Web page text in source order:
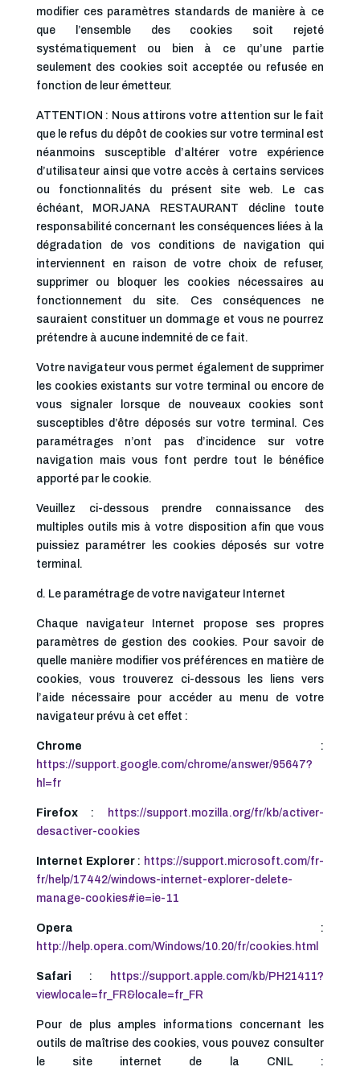
modifier ces paramètres standards de manière à ce
que l’ensemble des cookies soit rejeté
systématiquement ou bien à ce qu’une partie
seulement des cookies soit acceptée ou refusée en
fonction de leur émetteur.
ATTENTION : Nous attirons votre attention sur le fait
que le refus du dépôt de cookies sur votre terminal est
néanmoins susceptible d’altérer votre expérience
d’utilisateur ainsi que votre accès à certains services
ou fonctionnalités du présent site web. Le cas
échéant, MORJANA RESTAURANT décline toute
responsabilité concernant les conséquences liées à la
dégradation de vos conditions de navigation qui
interviennent en raison de votre choix de refuser,
supprimer ou bloquer les cookies nécessaires au
fonctionnement du site. Ces conséquences ne
sauraient constituer un dommage et vous ne pourrez
prétendre à aucune indemnité de ce fait.
Votre navigateur vous permet également de supprimer
les cookies existants sur votre terminal ou encore de
vous signaler lorsque de nouveaux cookies sont
susceptibles d’être déposés sur votre terminal. Ces
paramétrages n’ont pas d’incidence sur votre
navigation mais vous font perdre tout le bénéfice
apporté par le cookie.
Veuillez ci-dessous prendre connaissance des
multiples outils mis à votre disposition afin que vous
puissiez paramétrer les cookies déposés sur votre
terminal.
d. Le paramétrage de votre navigateur Internet
Chaque navigateur Internet propose ses propres
paramètres de gestion des cookies. Pour savoir de
quelle manière modifier vos préférences en matière de
cookies, vous trouverez ci-dessous les liens vers
l’aide nécessaire pour accéder au menu de votre
navigateur prévu à cet effet :
Chrome :
https://support.google.com/chrome/answer/95647?
hl=fr
Firefox:
https://support.mozilla.org/fr/kb/activer-
desactiver-cookies
Internet Explorer: https://support.microsoft.com/fr-
fr/help/17442/windows-internet-explorer-delete-
manage-cookies#ie=ie-11
Opera:
http://help.opera.com/Windows/10.20/fr/cookies.html
Safari :
https://support.apple.com/kb/PH21411?
viewlocale=fr_FR&locale=fr_FR
Pour de plus amples informations concernant les
outils de maîtrise des cookies, vous pouvez consulter
le site internet de la CNIL :